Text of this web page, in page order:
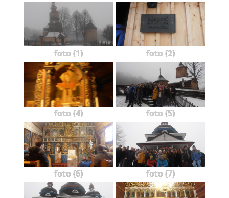
foto (1) foto (2)
foto (4) foto (5)
foto (6) foto (7)